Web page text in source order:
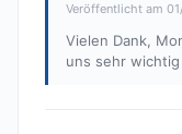
Veröffentlicht am
Vielen Dank,
uns sehr